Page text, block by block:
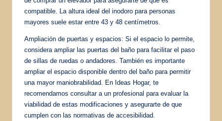
compatible. La altura ideal del inodoro para personas
mayores suele estar entre 43 y 48 centímetros.
Ampliación de puertas y espacios: Si el espacio lo permite,
considera ampliar las puertas del baño para facilitar el paso
de sillas de ruedas o andadores. También es importante
ampliar el espacio disponible dentro del baño para permitir
una mayor maniobrabilidad. En Ideas Hogar, te
recomendamos consultar a un profesional para evaluar la
viabilidad de estas modificaciones y asegurarte de que
cumplen con las normativas de accesibilidad.